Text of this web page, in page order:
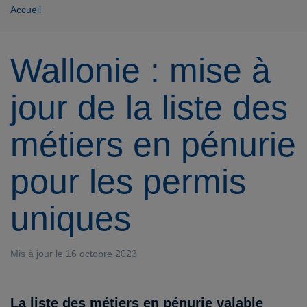
Accueil
Wallonie : mise à
jour de la liste des
métiers en pénurie
pour les permis
uniques
Mis à jour le 16 octobre 2023
La liste des métiers en pénurie valable